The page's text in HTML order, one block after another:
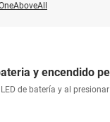
y encendido
de batería y al